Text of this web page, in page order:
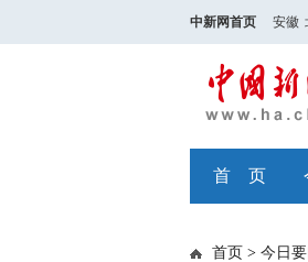
中新网首页 安徽
首 页
首页 > 今日要